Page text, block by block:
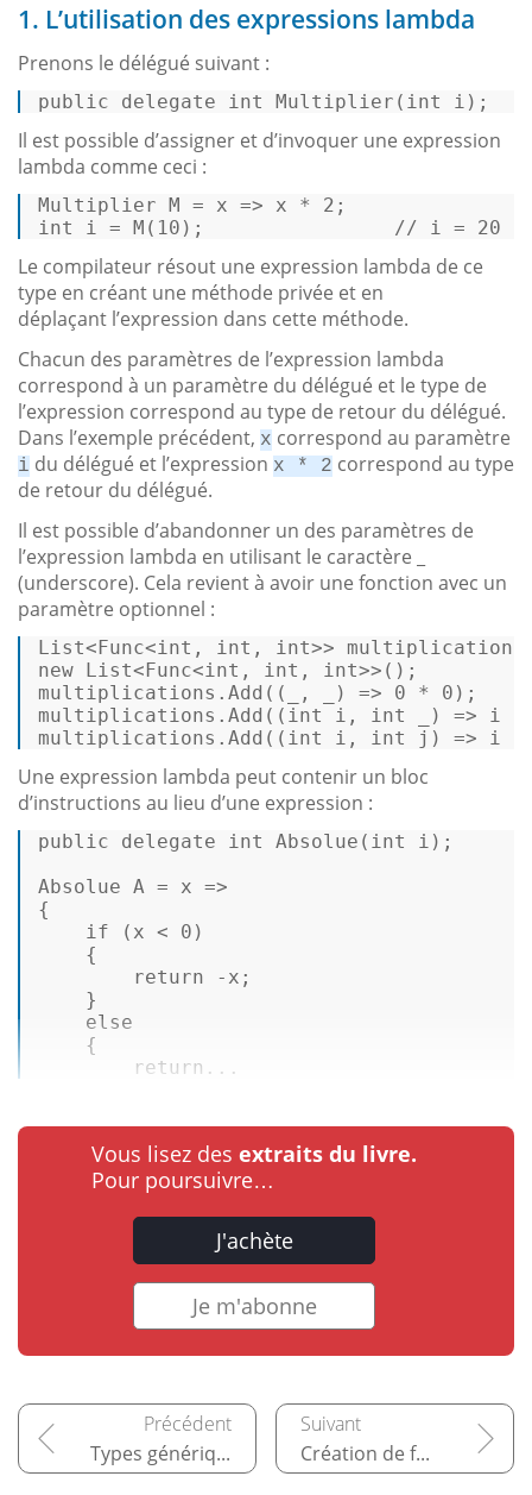
1. L’utilisation des expressions lambda
Prenons le délégué suivant :
public delegate int Multiplier ( int i ) ;
Il est possible d’assigner et d’invoquer une expression
lambda comme ceci :
Multiplier M = x => x * 2
int
i = M( 10 ); // i = 20
Le compilateur résout une expression lambda de ce
type en créant une méthode privée et en
déplaçant l’expression dans cette méthode.
Chacun des paramètres de l’expression lambda
correspond à un paramètre du délégué et le type de
l’expression correspond au type de retour du délégué.
Dans l’exemple précédent, x correspond au paramètre
i du délégué et l’expression x * 2 correspond au type
de retour du délégué.
Il est possible d’abandonner un des paramètres de
l’expression lambda en utilisant le caractère _
(underscore). Cela revient à avoir une fonction avec un
paramètre optionnel :
List<Func<int , int , int
new List<Func<int , int , int>>();
multiplications. Add ((_, _) => 0 * 0 );
multiplications. Add (( int i, int
_) => i
multiplications. Add (( int i, int j) => i
Une expression lambda peut contenir un bloc
d’instructions au lieu d’une expression :
public delegate int Absolue ( int i ) ;
Absolue A = x =>
{
if (x < 0 )
{
return -x;
}
else
{
return ...
Vous lisez des extraits du livre.
Pour poursuivre…
J'achète
Je m'abonne
Types génériques Création de formulaires